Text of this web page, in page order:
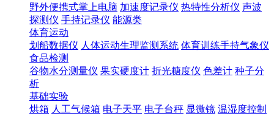
野外便携式掌上电脑 加速度记录仪 热特性分析仪 声波
探测仪 手持记录仪 能源类
体育运动
划船数据仪 人体运动生理监测系统 体育训练手持气象仪
食品检测
谷物水分测量仪 果实硬度计 折光糖度仪 色差计 种子分
析
基础实验
烘箱 人工气候箱 电子天平 电子台秤 显微镜 温湿度控制